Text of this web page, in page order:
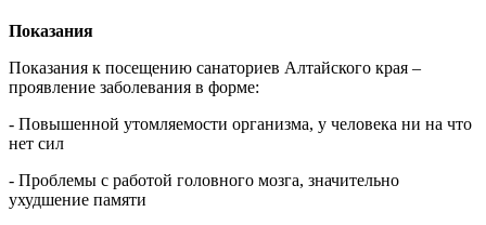
Показания
Показания к посещению санаториев Алтайского края –
проявление заболевания в форме:
- Повышенной утомляемости организма, у человека ни на что
нет сил
- Проблемы с работой головного мозга, значительно
ухудшение памяти